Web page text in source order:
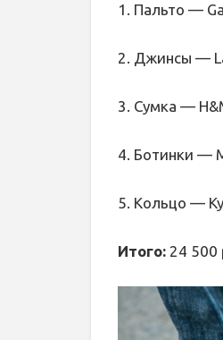
1. Пальто —
2. Джинсы —
3. Сумка —
4. Ботинки —
5. Кольцо —
Итого: 24 500